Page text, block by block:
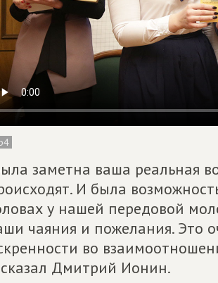
заметна ваша реальная
И была
у нашей передовой
чаяния и пожелания. Это
во
Дмитрий Ионин.